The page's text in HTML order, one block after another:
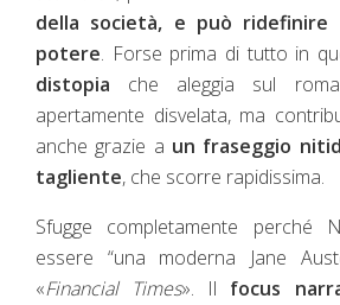
della società, e può
potere. Forse prima di tutto in
distopia che aleggia sul
apertamente disvelata, ma
anche grazie a un fraseggio
tagliente, che scorre rapidissima.
Sfugge completamente perché
essere “una moderna Jane
«Financial Times». Il focus